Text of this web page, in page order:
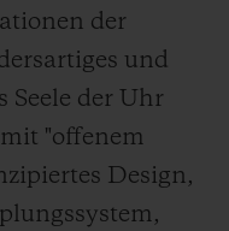
der
und
Seele der Uhr
"offenem
Design,